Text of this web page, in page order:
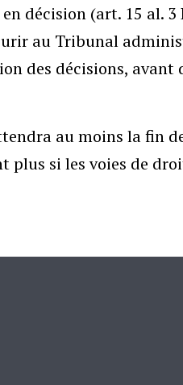
décision (art. 15 al. 3
au Tribunal
des décisions, avant
au moins la fin
plus si les voies de